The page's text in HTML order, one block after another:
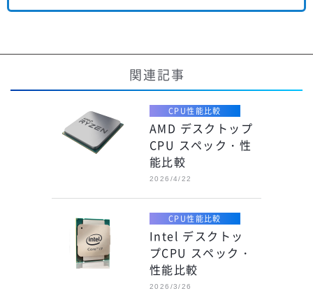
関連記事
CPU性能比較
AMD デスクトップ
CPU スペック・性
能比較
2026/4/22
CPU性能比較
Intel デスクトッ
プCPU スペック・
性能比較
2026/3/26